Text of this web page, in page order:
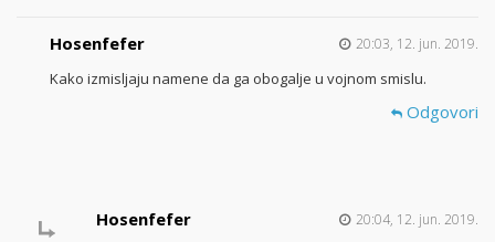
Hosenfefer 20:03, 12. jun. 2019.
Kako izmisljaju namene da ga obogalje u vojnom smislu.
Odgovori
Hosenfefer 20:04, 12. jun. 2019.